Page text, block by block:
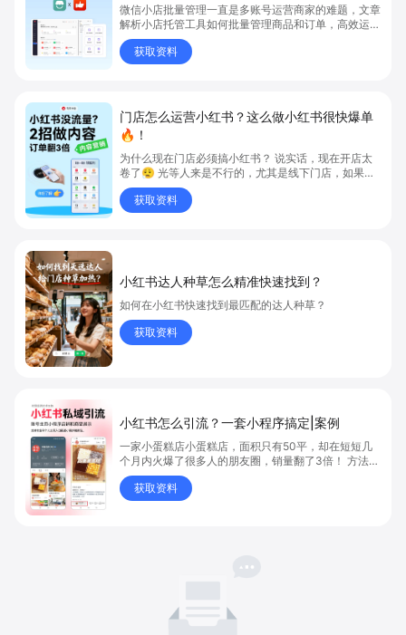
微信小店批量管理一直是多账号运营商家的难题，文章
解析小店托管工具如何批量管理商品和订单，高效运营
多账号微信小店。通过智能同步、AI运营托管和丰富营
销玩法，全面提升门店管理效率。点击了解微信小店批
量管理、高效托管的实用方案！
获取资料
门店怎么运营小红书？这么做小红书很快爆单
🔥！
为什么现在门店必须搞小红书？ 说实话，现在开店太
卷了😮‍💨 光等人来是不行的，尤其是线下门店，如果你
还没开始做小红书，那真的就是“闭着眼放弃客流”🚪
💸 获取资料
小红书达人种草怎么精准快速找到？
如何在小红书快速找到最匹配的达人种草？
获取资料
小红书怎么引流？一套小程序搞定|案例
一家小蛋糕店小蛋糕店，面积只有50平，却在短短几
个月内火爆了很多人的朋友圈，销量翻了3倍！ 方法则
是——巧妙借助小红书的种草平台和闭环引流，实现从
“种草”到“成交”的完美闭环！ 👇
获取资料